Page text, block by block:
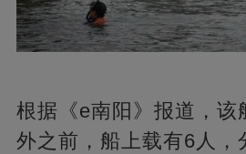
根据《e南阳》报道，该
外之前，船上载有6人，